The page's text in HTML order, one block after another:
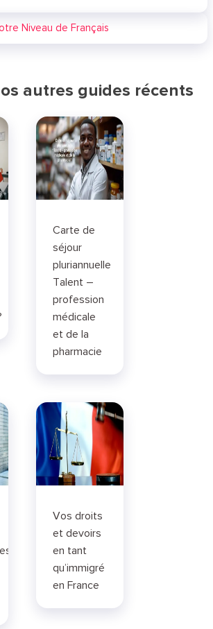
Niveau de Français
autres guides récents
Carte de
séjour
pluriannuelle
Talent –
profession
médicale
et de la
pharmacie
Vos droits
et devoirs
en tant
qu’immigré
en France